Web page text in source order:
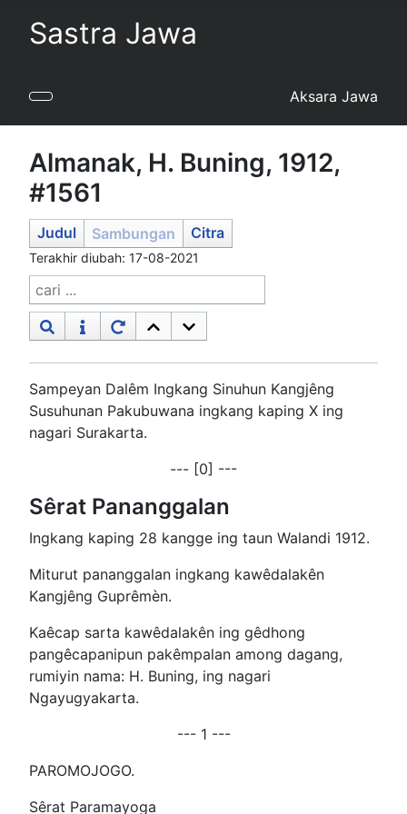
Sastra Jawa
Aksara Jawa
Almanak, H. Buning, 1912,
#1561
Judul Sambungan Citra
Terakhir diubah: 17-08-2021
Sampeyan Dalêm Ingkang Sinuhun Kangjêng
Susuhunan Pakubuwana ingkang kaping X ing
nagari Surakarta.
--- [0] ---
Sêrat Pananggalan
Ingkang kaping 28 kangge ing taun Walandi 1912.
Miturut pananggalan ingkang kawêdalakên
Kangjêng Guprêmèn.
Kaêcap sarta kawêdalakên ing gêdhong
pangêcapanipun pakêmpalan among dagang,
rumiyin nama: H. Buning, ing nagari
Ngayugyakarta.
--- 1 ---
PAROMOJOGO.
Sêrat Paramayoga